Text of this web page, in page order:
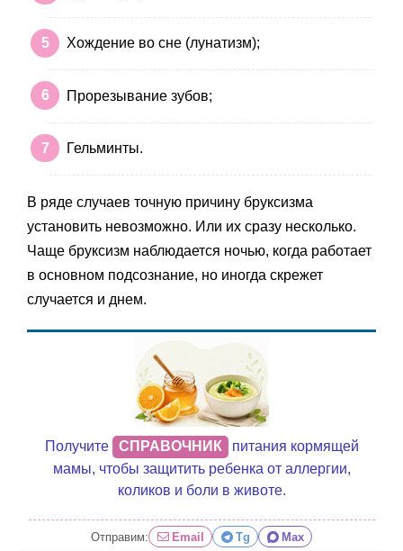
Хождение во сне (лунатизм);
Прорезывание зубов;
Гельминты.
В ряде случаев точную причину бруксизма
установить невозможно. Или их сразу несколько.
Чаще бруксизм наблюдается ночью, когда работает
в основном подсознание, но иногда скрежет
случается и днем.
Получите СПРАВОЧНИК
питания кормящей
мамы, чтобы защитить ребенка от аллергии,
коликов и боли в животе.
Отправим: Email Tg Max